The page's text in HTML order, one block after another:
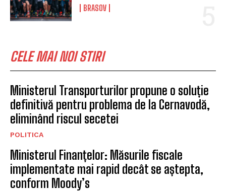
BRASOV
CELE MAI NOI STIRI
Ministerul Transporturilor propune o soluție
definitivă pentru problema de la Cernavodă,
eliminând riscul secetei
POLITICA
Ministerul Finanțelor: Măsurile fiscale
implementate mai rapid decât se aștepta,
conform Moody’s